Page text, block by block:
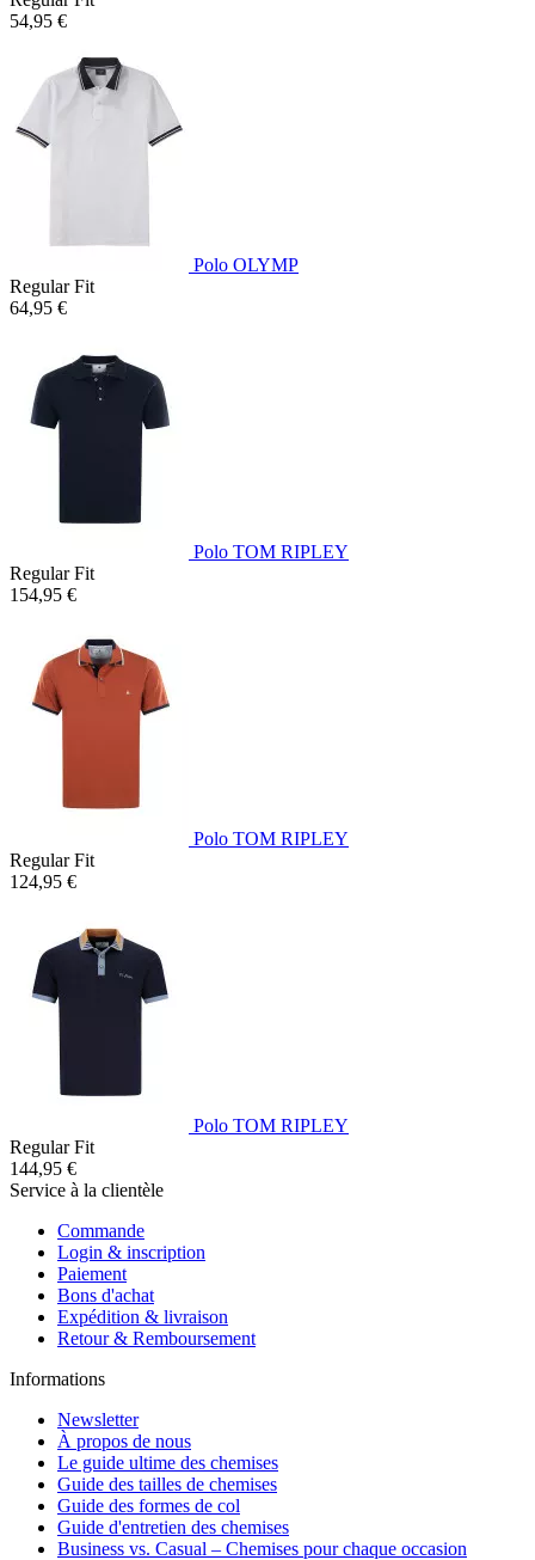
54,95 €
Polo OLYMP
Regular Fit
64,95 €
Polo TOM RIPLEY
Regular Fit
154,95 €
Polo TOM RIPLEY
Regular Fit
124,95 €
Polo TOM RIPLEY
Regular Fit
144,95 €
Service à la clientèle
Commande
Login & inscription
Paiement
Bons d'achat
Expédition & livraison
Retour & Remboursement
Informations
Newsletter
À propos de nous
Le guide ultime des chemises
Guide des tailles de chemises
Guide des formes de col
Guide d'entretien des chemises
Business vs. Casual – Chemises pour chaque occasion